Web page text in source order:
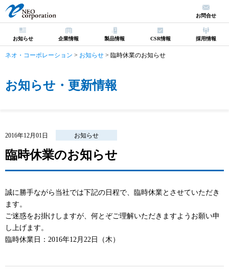
お知らせ 企業情報 製品情報 CSR情報 採用情報
お問合せ
ネオ・コーポレーション > お知らせ > 臨時休業のお知らせ
お知らせ・更新情報
2016年12月01日 お知らせ
臨時休業のお知らせ
誠に勝手ながら当社では下記の日程で、臨時休業とさせていただき
ます。
ご迷惑をお掛けしますが、何とぞご理解いただきますようお願い申
し上げます。
臨時休業日：2016年12月22日（木）